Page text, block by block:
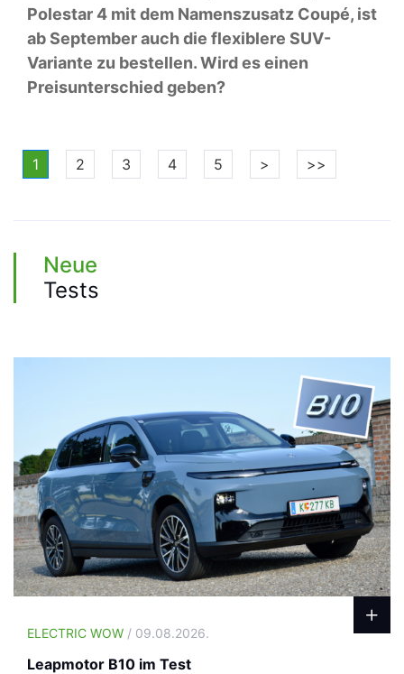
Polestar 4 mit dem Namenszusatz Coupé, ist
ab September auch die flexiblere SUV-
Variante zu bestellen. Wird es einen
Preisunterschied geben?
1 2 3 4 5 > >>
Neue
Tests
ELECTRIC WOW / 09.08.2026.
Leapmotor B10 im Test